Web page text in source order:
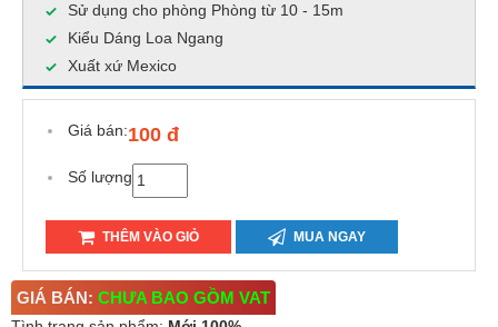
Sử dụng cho phòng Phòng từ 10 - 15m
Kiểu Dáng Loa Ngang
Xuất xứ Mexico
Giá bán:100 đ
Số lượng
THÊM VÀO GIỎ MUA NGAY
GIÁ BÁN: CHƯA BAO GỒM VAT